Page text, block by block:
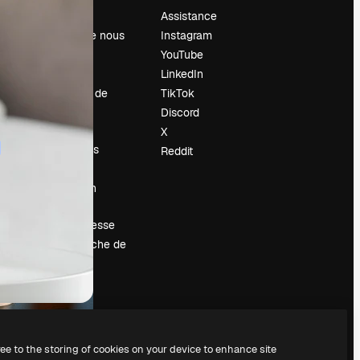
À propos de nous
Tendances de
Blog
Événements
Vendre mon
Salle de presse
À la recherche de
Assistance
Instagram
YouTube
LinkedIn
TikTok
Discord
X
Reddit
to the storing of cookies on your device to enhance site